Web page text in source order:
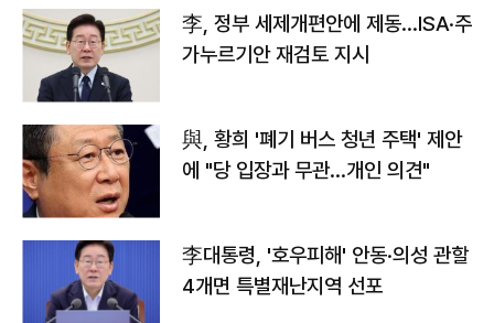
李, 정부 세제개편안에 제동…ISA·주
가누르기안 재검토 지시
與, 황희 '폐기 버스 청년 주택' 제안
에 "당 입장과 무관…개인 의견"
李대통령, '호우피해' 안동·의성 관할
4개면 특별재난지역 선포